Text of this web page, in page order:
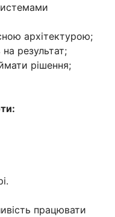
архітектурою;
результат;
рішення;
працювати